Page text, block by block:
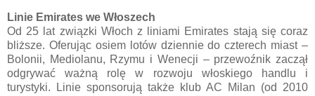
Linie Emirates we Włoszech
Od 25 lat związki Włoch z liniami Emirates stają się coraz
bliższe. Oferując osiem lotów dziennie do czterech miast –
Bolonii, Mediolanu, Rzymu i Wenecji – przewoźnik zaczął
odgrywać ważną rolę w rozwoju włoskiego handlu i
turystyki. Linie sponsorują także klub AC Milan (od 2010